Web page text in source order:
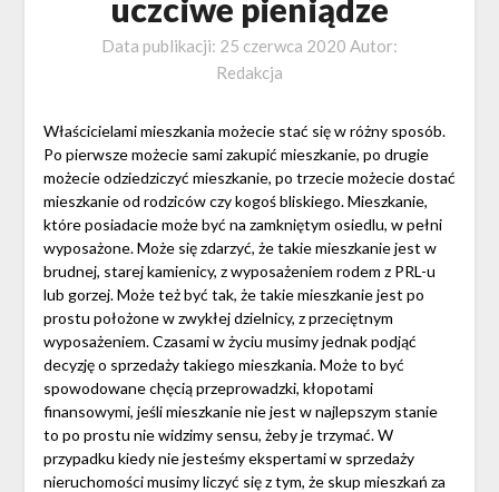
uczciwe pieniądze
Data publikacji: 25 czerwca 2020 Autor:
Redakcja
Właścicielami mieszkania możecie stać się w różny sposób.
Po pierwsze możecie sami zakupić mieszkanie, po drugie
możecie odziedziczyć mieszkanie, po trzecie możecie dostać
mieszkanie od rodziców czy kogoś bliskiego. Mieszkanie,
które posiadacie może być na zamkniętym osiedlu, w pełni
wyposażone. Może się zdarzyć, że takie mieszkanie jest w
brudnej, starej kamienicy, z wyposażeniem rodem z PRL-u
lub gorzej. Może też być tak, że takie mieszkanie jest po
prostu położone w zwykłej dzielnicy, z przeciętnym
wyposażeniem. Czasami w życiu musimy jednak podjąć
decyzję o sprzedaży takiego mieszkania. Może to być
spowodowane chęcią przeprowadzki, kłopotami
finansowymi, jeśli mieszkanie nie jest w najlepszym stanie
to po prostu nie widzimy sensu, żeby je trzymać. W
przypadku kiedy nie jesteśmy ekspertami w sprzedaży
nieruchomości musimy liczyć się z tym, że skup mieszkań za